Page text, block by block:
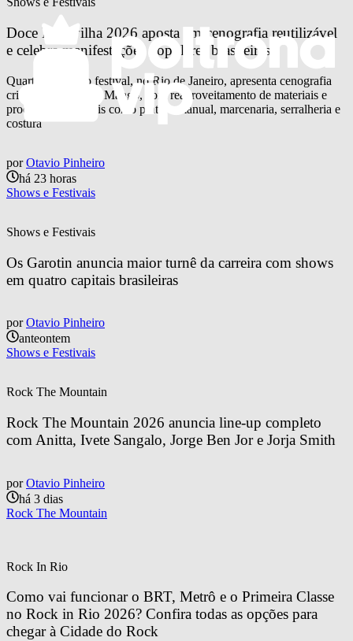
Doce Maravilha 2026 aposta em cenografia reutilizável
e celebra manifestações populares brasileiras
Quarta edição do festival, no Rio de Janeiro, apresenta cenografia
criada pela agência Mango, com reaproveitamento de materiais e
processos artesanais como pintura manual, marcenaria, serralheria e
costura
por Otavio Pinheiro
há 23 horas
Shows e Festivais
Shows e Festivais
Os Garotin anuncia maior turnê da carreira com shows
em quatro capitais brasileiras
por Otavio Pinheiro
anteontem
Shows e Festivais
Rock The Mountain
Rock The Mountain 2026 anuncia line-up completo
com Anitta, Ivete Sangalo, Jorge Ben Jor e Jorja Smith
por Otavio Pinheiro
há 3 dias
Rock The Mountain
Rock In Rio
Como vai funcionar o BRT, Metrô e o Primeira Classe
no Rock in Rio 2026? Confira todas as opções para
chegar à Cidade do Rock